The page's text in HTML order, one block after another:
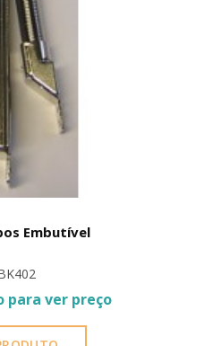
Embutível
para ver preço